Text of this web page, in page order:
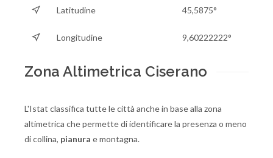
Latitudine 45,5875°
Longitudine 9,60222222°
Zona Altimetrica Ciserano
L'Istat classifica tutte le città anche in base alla zona
altimetrica che permette di identificare la presenza o meno
di collina, pianura e montagna.